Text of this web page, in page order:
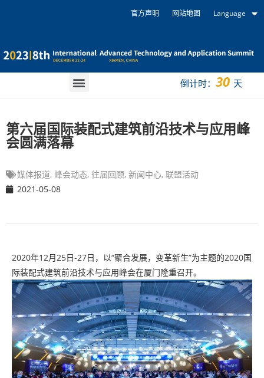
官方声明 网站地图 Language
倒计时： 30 天
第六届国际装配式建筑前沿技术与应用峰
会圆满落幕
媒体报道, 峰会动态, 往届回顾, 新闻中心, 联盟活动
2021-05-08
2020年12月25日-27日，以“聚合发展，变革新生”为主题的2020国
际装配式建筑前沿技术与应用峰会在厦门隆重召开。